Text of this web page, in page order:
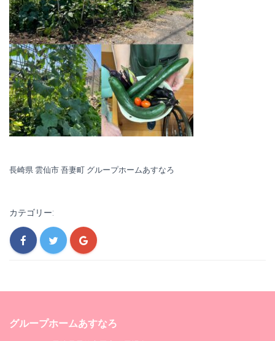
長崎県 雲仙市 吾妻町 グループホームあすなろ
カテゴリー:
グループホームあすなろ